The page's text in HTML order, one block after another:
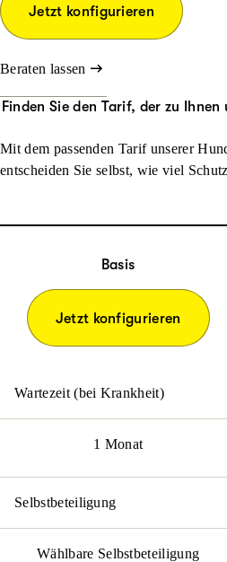
Jetzt konfigurieren
Beraten lassen
Finden Sie den Tarif, der zu
Mit dem passenden Tarif unserer
entscheiden Sie selbst, wie viel
Basis
Jetzt konfigurieren
Wartezeit (bei Krankheit)
1 Monat
Selbstbeteiligung
Wählbare Selbstbeteiligung